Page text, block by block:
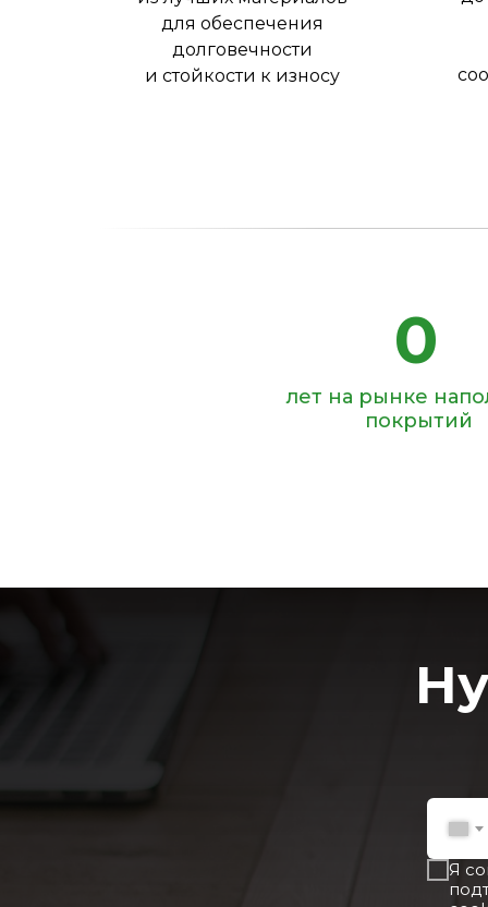
для обеспечения
долговечности
и стойкости к износу
0
лет на рынке
покрытий
Я